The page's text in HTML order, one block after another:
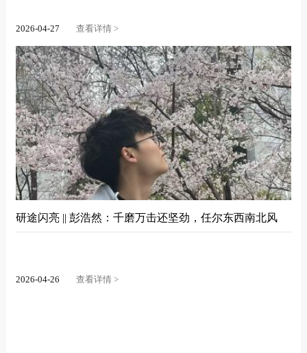
2026-04-27 查看详情 >
研途闪亮 || 彭浩然：千磨万击还坚劲，任尔东西南北风
2026-04-26 查看详情 >